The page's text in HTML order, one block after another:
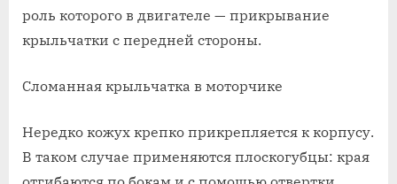
роль которого в двигателе — прикрывание
крыльчатки с передней стороны.
Сломанная крыльчатка в моторчике
Нередко кожух крепко прикрепляется к корпусу.
В таком случае применяются плоскогубцы: края